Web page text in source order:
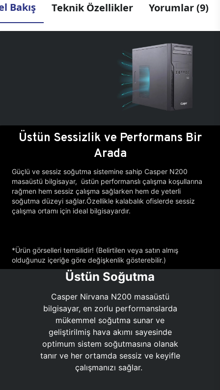
Bakış Teknik Özellikler Yorumlar (9)
Üstün Sessizlik ve Performans Bir
Arada
Güçlü ve sessiz soğutma sistemine sahip Casper N200
masaüstü bilgisayar, üstün performanslı çalışma koşullarına
rağmen hem sessiz çalışma sağlarken hem de yeterli
soğutma düzeyi sağlar.Özellikle kalabalık ofislerde sessiz
çalışma ortamı için ideal bilgisayardır.
*Ürün görselleri temsilidir! (Belirtilen veya satın almış
olduğunuz içeriğe göre değişkenlik gösterebilir.)
Üstün Soğutma
Casper Nirvana N200 masaüstü
bilgisayar, en zorlu performanslarda
mükemmel soğutma sunar ve
geliştirilmiş hava akımı sayesinde
optimum sistem soğutmasına olanak
tanır ve her ortamda sessiz ve keyifle
çalışmanızı sağlar.